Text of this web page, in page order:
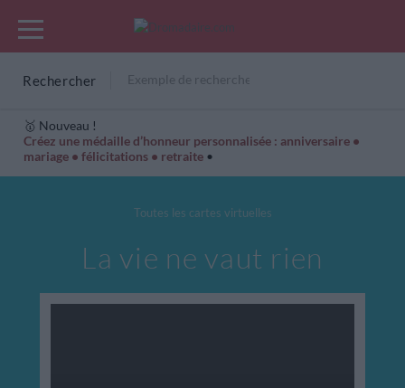
Rechercher
🥇 Nouveau !
Créez une médaille d’honneur personnalisée : anniversaire •
mariage • félicitations • retraite •
Cartes Hiver Cadeaux années de naissance
Toutes les cartes virtuelles
La vie ne vaut rien